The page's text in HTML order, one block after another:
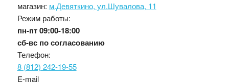
магазин: м.Девяткино, ул.Шувалова, 11
Режим работы:
пн-пт09:00-18:00
сб-вс по согласованию
Телефон:
8 (812) 242-19-55
E-mail